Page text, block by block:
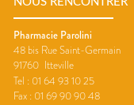
Pharmacie Parolini
48 bis Rue Saint-Germain
91760 Itteville
Tel : 01 64 93 10 25
Fax : 01 69 90 90 48